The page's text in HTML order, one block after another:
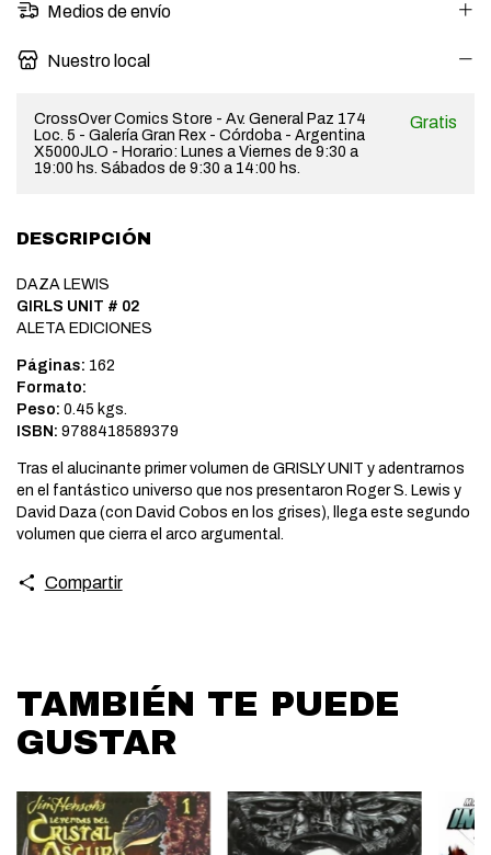
Medios de envío
Nuestro local
CrossOver Comics Store - Av. General Paz 174
Loc. 5 - Galería Gran Rex - Córdoba - Argentina
X5000JLO - Horario: Lunes a Viernes de 9:30 a
19:00 hs. Sábados de 9:30 a 14:00 hs.
Gratis
DESCRIPCIÓN
DAZA LEWIS
GIRLS UNIT # 02
ALETA EDICIONES
Páginas: 162
Formato:
Peso: 0.45 kgs.
ISBN: 9788418589379
Tras el alucinante primer volumen de GRISLY UNIT y adentrarnos
en el fantástico universo que nos presentaron Roger S. Lewis y
David Daza (con David Cobos en los grises), llega este segundo
volumen que cierra el arco argumental.
Compartir
TAMBIÉN TE PUEDE
GUSTAR